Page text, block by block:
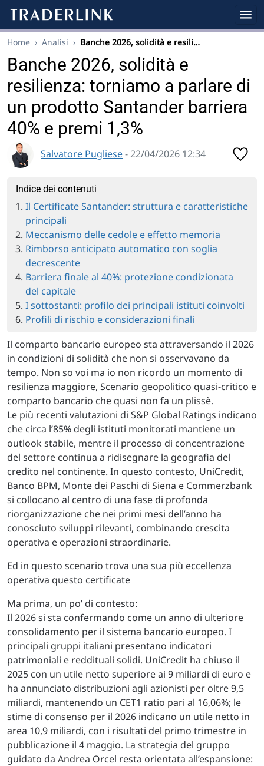
Home › Analisi › Banche 2026, solidità e resili…
Banche 2026, solidità e
resilienza: torniamo a parlare di
un prodotto Santander barriera
40% e premi 1,3%
Salvatore Pugliese- 22/04/2026 12:34
Indice dei contenuti
Il Certificate Santander: struttura e caratteristiche
principali
Meccanismo delle cedole e effetto memoria
Rimborso anticipato automatico con soglia
decrescente
Barriera finale al 40%: protezione condizionata
del capitale
I sottostanti: profilo dei principali istituti coinvolti
Profili di rischio e considerazioni finali
Il comparto bancario europeo sta attraversando il 2026
in condizioni di solidità che non si osservavano da
tempo. Non so voi ma io non ricordo un momento di
resilienza maggiore, Scenario geopolitico quasi-critico e
comparto bancario che quasi non fa un plissè.
Le più recenti valutazioni di S&P Global Ratings indicano
che circa l’85% degli istituti monitorati mantiene un
outlook stabile, mentre il processo di concentrazione
del settore continua a ridisegnare la geografia del
credito nel continente. In questo contesto, UniCredit,
Banco BPM, Monte dei Paschi di Siena e Commerzbank
si collocano al centro di una fase di profonda
riorganizzazione che nei primi mesi dell’anno ha
conosciuto sviluppi rilevanti, combinando crescita
operativa e operazioni straordinarie.
Ed in questo scenario trova una sua più eccellenza
operativa questo certificate
Ma prima, un po’ di contesto:
Il 2026 si sta confermando come un anno di ulteriore
consolidamento per il sistema bancario europeo. I
principali gruppi italiani presentano indicatori
patrimoniali e reddituali solidi. UniCredit ha chiuso il
2025 con un utile netto superiore ai 9 miliardi di euro e
ha annunciato distribuzioni agli azionisti per oltre 9,5
miliardi, mantenendo un CET1 ratio pari al 16,06%; le
stime di consenso per il 2026 indicano un utile netto in
area 10,9 miliardi, con i risultati del primo trimestre in
pubblicazione il 4 maggio. La strategia del gruppo
guidato da Andrea Orcel resta orientata all’espansione: